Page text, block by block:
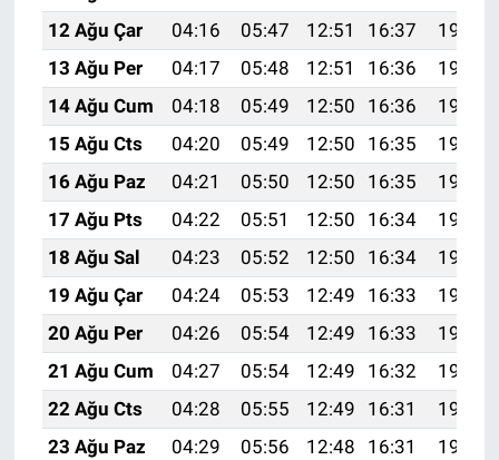
12 Ağu Çar
04:16 05:47 12:51 16:37
19:45
13 Ağu Per
04:17 05:48 12:51 16:36
19:43
14 Ağu Cum
04:18 05:49 12:50 16:36
19:42
15 Ağu Cts
04:20 05:49 12:50 16:35
19:41
16 Ağu Paz
04:21 05:50 12:50 16:35
19:40
17 Ağu Pts
04:22 05:51 12:50 16:34
19:38
18 Ağu Sal
04:23 05:52 12:50 16:34
19:37
19 Ağu Çar
04:24 05:53 12:49 16:33
19:36
20 Ağu Per
04:26 05:54 12:49 16:33
19:35
21 Ağu Cum
04:27 05:54 12:49 16:32
19:33
22 Ağu Cts
04:28 05:55 12:49 16:31
19:32
23 Ağu Paz
04:29 05:56 12:48 16:31
19:31